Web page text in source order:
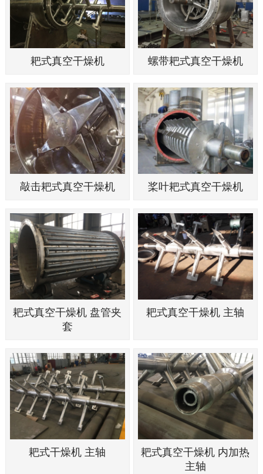
耙式真空干燥机 螺带耙式真空干燥机
敲击耙式真空干燥机 桨叶耙式真空干燥机
耙式真空干燥机 盘管夹
套
耙式真空干燥机 主轴
耙式干燥机 主轴
耙式真空干燥机 内加热
主轴